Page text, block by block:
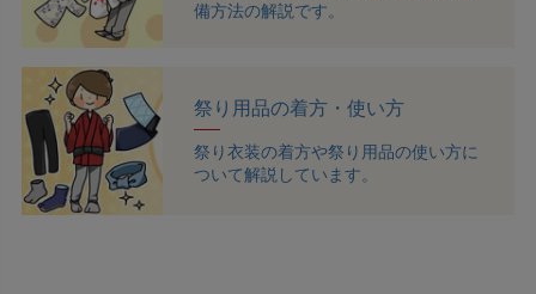
備方法の解説です。
祭り用品の着方・使い方
祭り衣装の着方や祭り用品の使い方に
ついて解説しています。